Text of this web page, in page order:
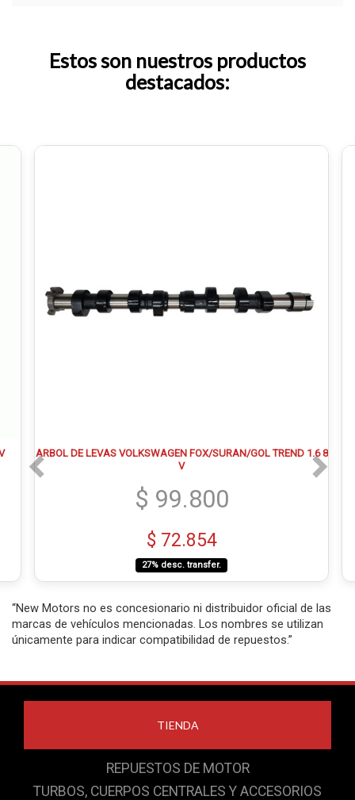
Estos son nuestros productos
destacados:
ARBOL DE LEVAS VOLKSWAGEN FOX/SURAN/GOL TREND 1.6 8
V
$ 99.800
$ 72.854
27% desc. transfer.
“New Motors no es concesionario ni distribuidor oficial de las
marcas de vehículos mencionadas. Los nombres se utilizan
únicamente para indicar compatibilidad de repuestos.”
TIENDA
REPUESTOS DE MOTOR
TURBOS, CUERPOS CENTRALES Y ACCESORIOS